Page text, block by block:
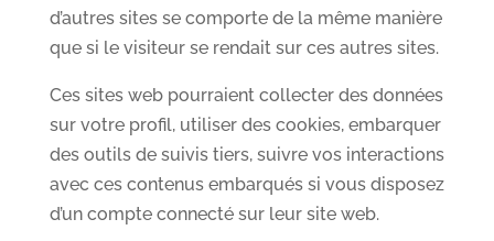
d’autres sites se comporte de la même manière
que si le visiteur se rendait sur ces autres sites.
Ces sites web pourraient collecter des données
sur votre profil, utiliser des cookies, embarquer
des outils de suivis tiers, suivre vos interactions
avec ces contenus embarqués si vous disposez
d’un compte connecté sur leur site web.